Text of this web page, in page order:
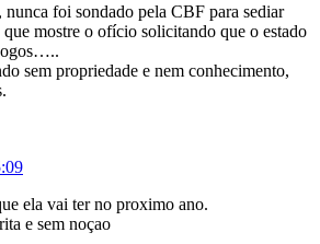
foi sondado pela CBF para sediar
mostre o ofício solicitando que o estado
jogos…..
sem propriedade e nem conhecimento,
ela vai ter no proximo ano.
e sem noçao